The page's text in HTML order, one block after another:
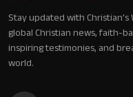
Stay updated with
global Christian news, faith-
inspiring testimonies, and
world.